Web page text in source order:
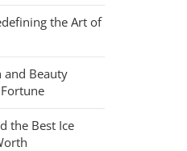
the Art of
and Beauty
the Best Ice